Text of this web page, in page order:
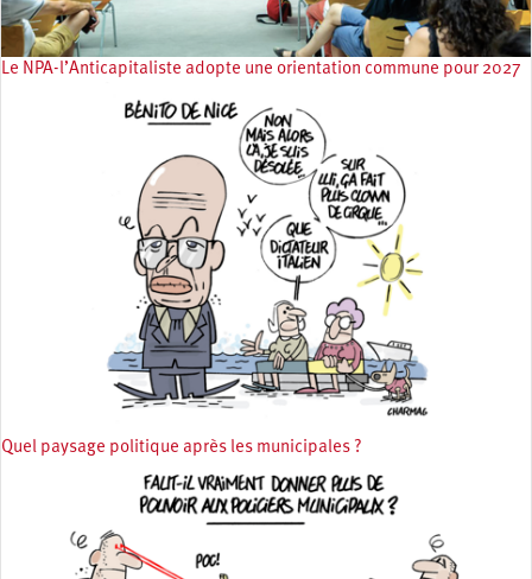
Le NPA-l’Anticapitaliste adopte une orientation commune pour 2027
Quel paysage politique après les municipales ?